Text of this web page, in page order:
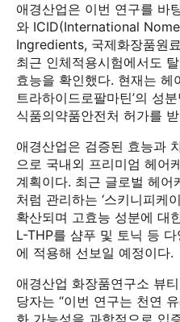
애경산업은 이번 연구를 바
와 ICID(International
Ingredients, 국제화장품원
최근 인체적용시험에서도
효능을 확인했다. 현재는 헤
트라하이드로팔마틴’의 성
식품의약품안전처 허가를
애경산업은 검증된 효능과
으로 국내외 프리미엄 헤어
계획이다. 최근 글로벌 헤
처럼 관리하는 ‘스키니피케
확산되며 고효능 성분에 대
L-THP를 샴푸 및 토닉 등
에 적용해 선보일 예정이다.
애경산업 화장품연구소 뷰
당자는 “이번 연구는 천연